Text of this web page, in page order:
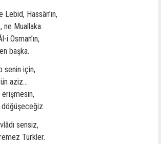
Hassân’ın,
ne Muallaka.
Osman’ın,
başka.
senin için,
aziz...
sensiz,
Türkler.